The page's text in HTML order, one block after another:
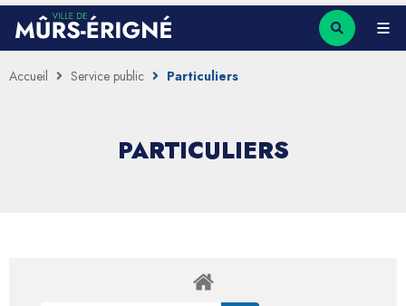
Accueil Service public Particuliers
PARTICULIERS